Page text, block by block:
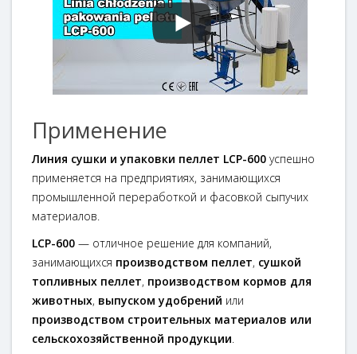
Применение
Линия сушки и упаковки пеллет LCP-600 успешно
применяется на предприятиях, занимающихся
промышленной переработкой и фасовкой сыпучих
материалов.
LCP-600 — отличное решение для компаний,
занимающихся производством пеллет, сушкой
топливных пеллет, производством кормов для
животных, выпуском удобрений или
производством строительных материалов или
сельскохозяйственной продукции